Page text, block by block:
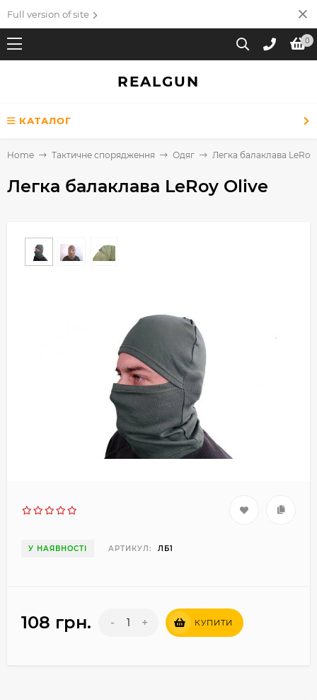
Full version of site
0
REALGUN
КАТАЛОГ
Home Тактичне спорядження Одяг Легка балаклава
Легка балаклава LeRoy Olive
У НАЯВНОСТІ АРТИКУЛ: ЛБ1
108 грн. - + КУПИТИ